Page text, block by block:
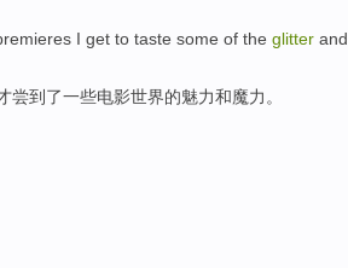
I get to taste some of the glitter and
尝到 了一些电影世界的魅力和魔力。